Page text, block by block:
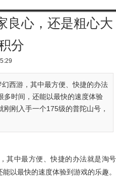
良心，还是粗心大
分
西游，其中最方便、快捷的办法
多时间，还能以最快的速度体验
刚入手一个175级的普陀山号，
其中最方便、快捷的办法就是淘号
以最快的速度体验到游戏的乐趣。